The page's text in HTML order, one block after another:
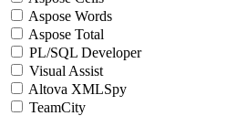
Aspose Words
Aspose Total
PL/SQL Developer
Visual Assist
Altova XMLSpy
TeamCity